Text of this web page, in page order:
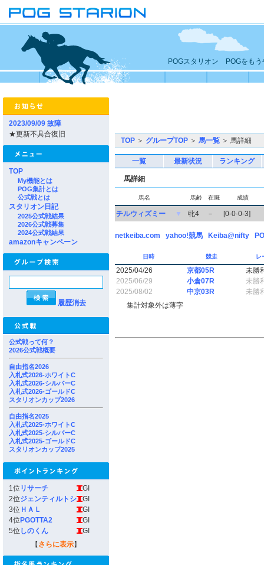
POGスタリオン POGをもう
2023/09/09 故障
★更新不具合復旧
TOP
My機能とは
POG集計とは
公式戦とは
スタリオン日記
2025公式戦結果
2026公式戦募集
2024公式戦結果
amazonキャンペーン
履歴消去
公式戦って何？
2026公式戦概要
自由指名2026
入札式2026-ホワイトC
入札式2026-シルバーC
入札式2026-ゴールドC
スタリオンカップ2026
自由指名2025
入札式2025-ホワイトC
入札式2025-シルバーC
入札式2025-ゴールドC
スタリオンカップ2025
1位 リサーチ
GI
2位ジェンティルトシ
GI
3位 ＨＡＬ
GI
4位 PGOTTA2
GI
5位 しのくん
GI
【 さらに表示】
TOP ＞ グループTOP ＞ 馬一覧 ＞ 馬詳細
一覧 最新状況 ランキング
馬詳細
馬名 馬齢 在厩 成績
チルウィズミー ▼ 牝4 － [0-0-0-3]
netkeiba.com yahoo!競馬 Keiba@nifty
日時 競走 レ
2025/04/26 京都05R
未勝
2025/06/29
小倉07R
未勝
2025/08/02
中京03R
未勝
集計対象外は薄字